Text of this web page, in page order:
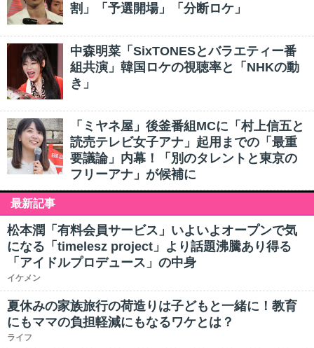
割」「予選開場」「分断ロケ」
中森明菜「SixTONESとバラエティー番
組共演」韓国ロケの視聴率と「NHKの動
き」
「ミヤネ屋」後釜番組MCに「村上信五と
読売テレビ女子アナ」起用までの「最重
要議論」内幕！「別のタレントと東京の
フリーアナ」が候補に
最新記事
松本潤「有料会員サービス」いよいよオープンで気
になる「timelesz project」より話題沸騰あり得る
「アイドルプロデュース」の中身
イケメン
夏休みの家族旅行の荷造りは子どもと一緒に！教育
にもママの負担軽減にもなるワケとは？
ライフ